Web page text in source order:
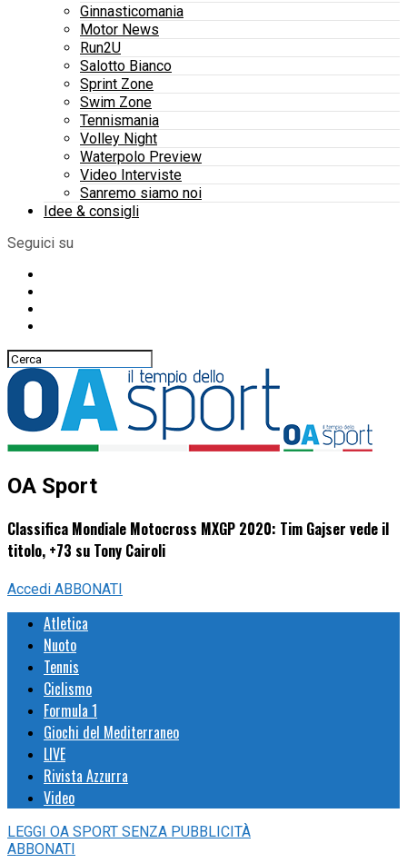
Ginnasticomania
Motor News
Run2U
Salotto Bianco
Sprint Zone
Swim Zone
Tennismania
Volley Night
Waterpolo Preview
Video Interviste
Sanremo siamo noi
Idee & consigli
Seguici su
OA Sport
Classifica Mondiale Motocross MXGP 2020: Tim Gajser vede il
titolo, +73 su Tony Cairoli
Accedi ABBONATI
Atletica
Nuoto
Tennis
Ciclismo
Formula 1
Giochi del Mediterraneo
LIVE
Rivista Azzurra
Video
LEGGI OA SPORT SENZA PUBBLICITÀ
ABBONATI